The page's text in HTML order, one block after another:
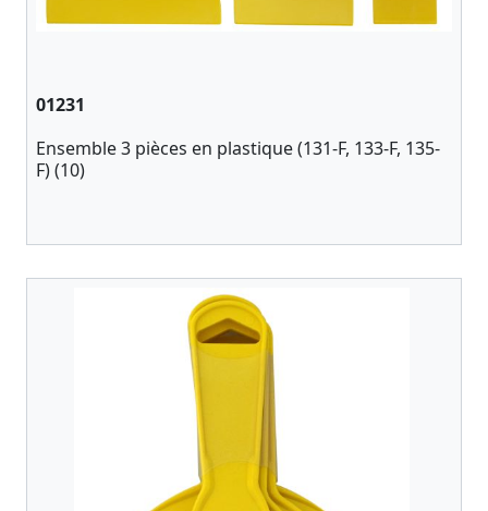
01231
Ensemble 3 pièces en plastique (131-F, 133-F, 135-
F) (10)